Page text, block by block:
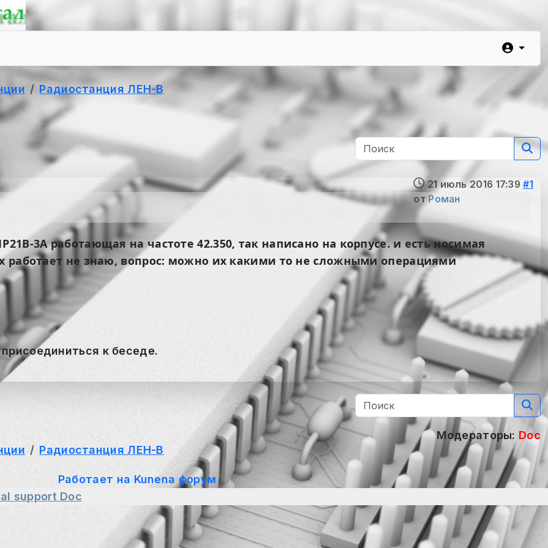
Радиостанция ЛЕН-В
21 июль 2016 17:39 #1
отРоман
3А работающая на частоте 42.350, так написано на корпусе. и есть носимая
работает не знаю, вопрос: можно их какими то не сложными операциями
присоединиться к беседе.
Модераторы: Doc
Радиостанция ЛЕН-В
Работает на Kunena форум
support Doc